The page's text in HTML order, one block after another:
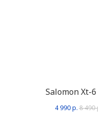
Salomon Xt-6
4 990 р. 8 490р.